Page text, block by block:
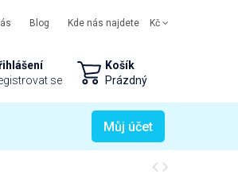
Blog Kde nás najdete Kč
se
Košík
Prázdný
Můj účet